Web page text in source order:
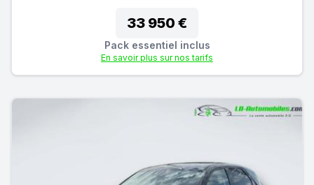
33 950 €
Pack essentiel inclus
En savoir plus sur nos tarifs